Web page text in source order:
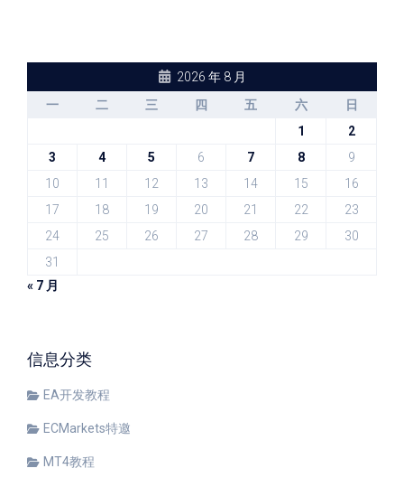
2026 年 8 月
一
二 三 四 五 六
日
1
2
3
4 5 6 7 8
9
10
11 12 13 14 15
16
17
18 19 20 21 22
23
24
25 26 27 28 29
30
31
« 7 月
信息分类
EA开发教程
ECMarkets特邀
MT4教程